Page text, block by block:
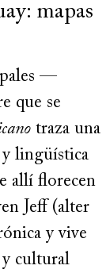
mapas
—
que se
traza una
y lingüística
allí florecen
Jeff (alter
y vive
cultural